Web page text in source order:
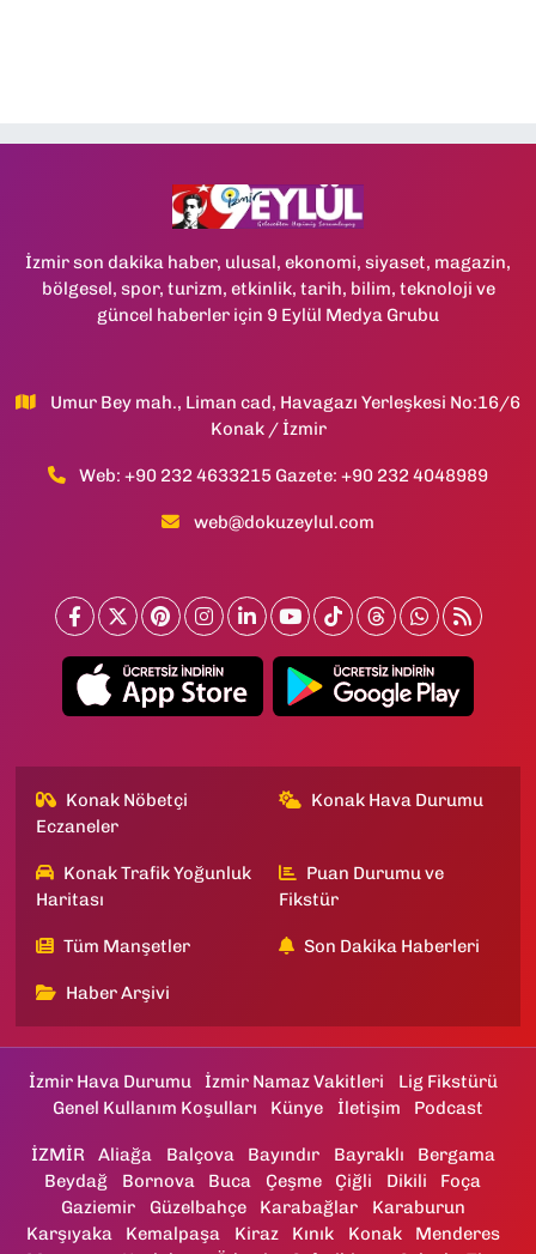
İzmir son dakika haber, ulusal, ekonomi, siyaset, magazin,
bölgesel, spor, turizm, etkinlik, tarih, bilim, teknoloji ve
güncel haberler için 9 Eylül Medya Grubu
Umur Bey mah., Liman cad, Havagazı Yerleşkesi No:16/6
Konak / İzmir
Web: +90 232 4633215 Gazete: +90 232 4048989
web@dokuzeylul.com
Konak Nöbetçi
Eczaneler
Konak Hava Durumu
Konak Trafik Yoğunluk
Haritası
Puan Durumu ve
Fikstür
Tüm Manşetler Son Dakika Haberleri
Haber Arşivi
İzmir Hava Durumu İzmir Namaz Vakitleri
Lig Fikstürü
Genel Kullanım Koşulları
Künye İletişim Podcast
İZMİR Aliağa Balçova Bayındır Bayraklı
Bergama
Beydağ
Bornova Buca Çeşme Çiğli Dikili
Foça
Gaziemir
Güzelbahçe Karabağlar
Karaburun
Karşıyaka
Kemalpaşa Kiraz Kınık Konak
Menderes